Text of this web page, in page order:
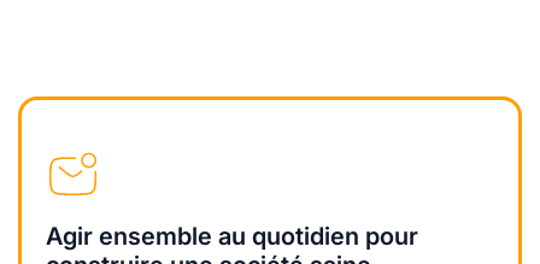
Agir ensemble au quotidien pour